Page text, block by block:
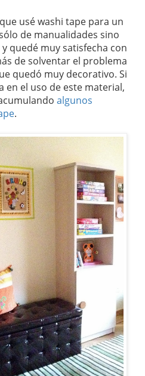
usé washi tape para un
de manualidades sino
quedé muy satisfecha con
de solventar el problema
quedó muy decorativo. Si
en el uso de este material,
algunos
.